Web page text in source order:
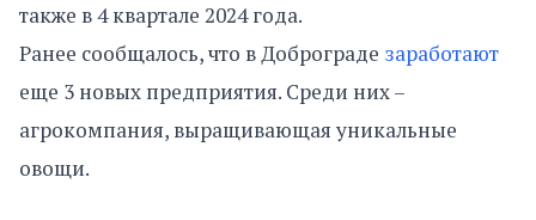
также в 4 квартале 2024 года.
Ранее сообщалось, что в Доброграде заработают
еще 3 новых предприятия. Среди них –
агрокомпания, выращивающая уникальные
овощи.